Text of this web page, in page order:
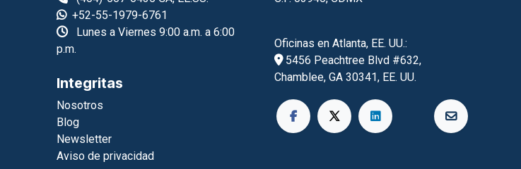
+52-55-1979-6761
Lunes a Viernes 9:00 a.m. a 6:00
p.m.
Integritas
Nosotros
Blog
Newsletter
Aviso de privacidad
Oficinas en Atlanta, EE. UU.:
5456 Peachtree Blvd #632,
Chamblee, GA 30341, EE. UU.